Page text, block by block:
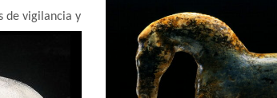
de vigilancia y